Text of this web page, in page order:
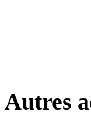
Autres